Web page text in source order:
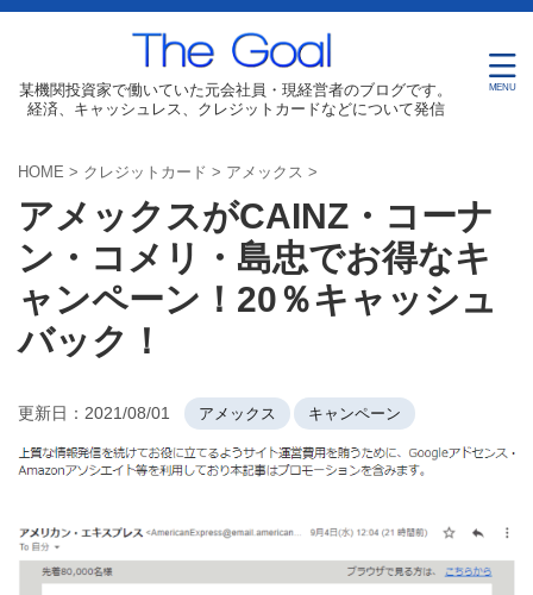
某機関投資家で働いていた元会社員・現経営者のブログです。
経済、キャッシュレス、クレジットカードなどについて発信
HOME > クレジットカード > アメックス >
アメックスがCAINZ・コーナ
ン・コメリ・島忠でお得なキ
ャンペーン！20％キャッシュ
バック！
更新日： 2021/08/01 アメックス キャンペーン